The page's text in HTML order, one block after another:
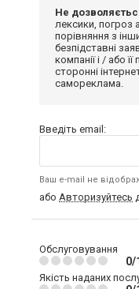
Не
лексики, погроз
порівняння з
безпідставні
компанії і / або
сторонні
самореклама.
Введіть email:
Ваш e-mail не
або Авторизуйтесь
Обслуговування
0/
Якість наданих